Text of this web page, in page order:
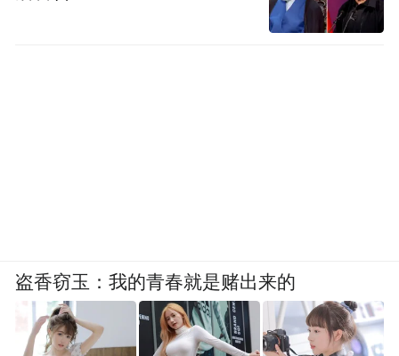
盗香窃玉：我的青春就是赌出来的